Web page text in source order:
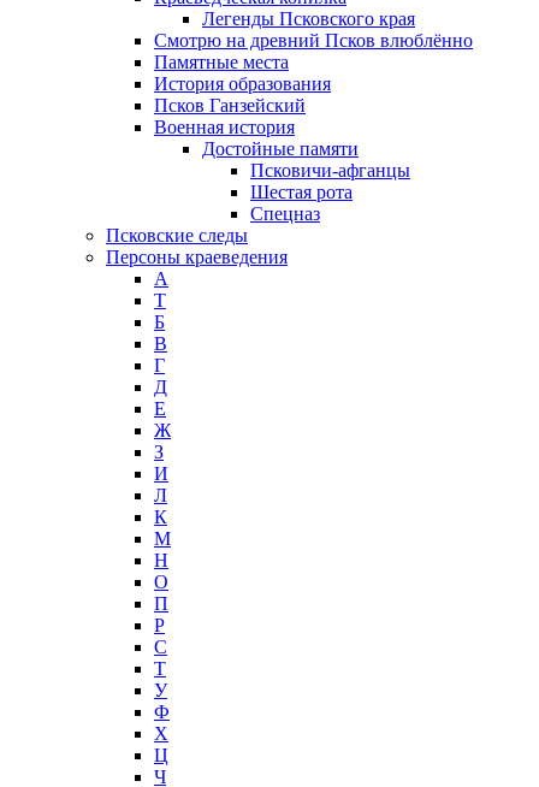
Легенды Псковского края
Смотрю на древний Псков влюблённо
Памятные места
История образования
Псков Ганзейский
Военная история
Достойные памяти
Псковичи-афганцы
Шестая рота
Спецназ
Псковские следы
Персоны краеведения
А
T
Б
В
Г
Д
Е
Ж
З
И
Л
К
М
Н
О
П
Р
С
Т
У
Ф
Х
Ц
Ч